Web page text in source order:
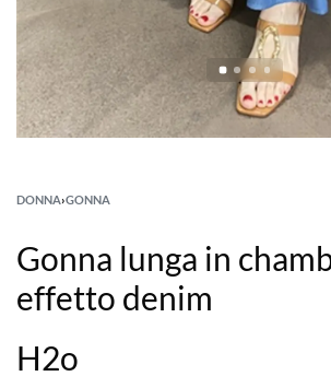
DONNA›GONNA
Gonna lunga in
effetto denim
H2o